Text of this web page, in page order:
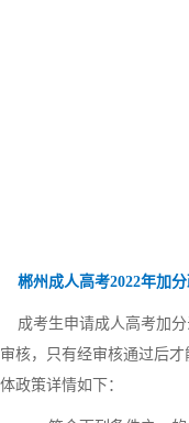
郴州成人高考2022年加分
成考生申请成人高考加分
审核，只有经审核通过后
体政策详情如下：